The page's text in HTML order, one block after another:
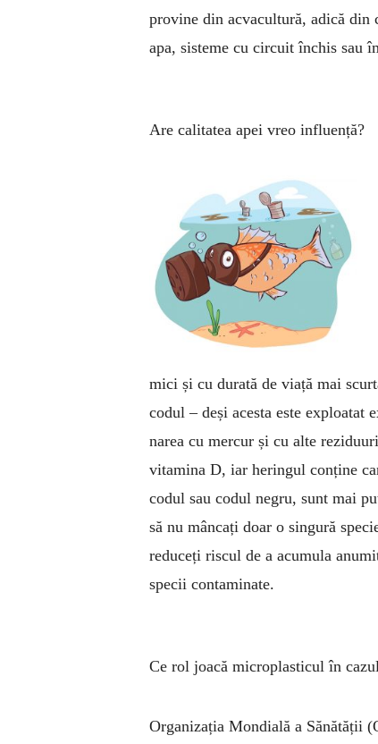
provine din acvacultură, adică
apa, sisteme cu circuit închis sau
Are calitatea apei vreo influență?
mici și cu du­­rată de viață mai
codul – deși acesta este
narea cu mercur și cu alte
vitamina D, iar heringul conține
codul sau codul negru, sunt mai
să nu mâncați doar o singură
reduceți riscul de a acumula
specii contaminate.
Ce rol joacă microplasticul în
Organizația Mondială a Sănătății